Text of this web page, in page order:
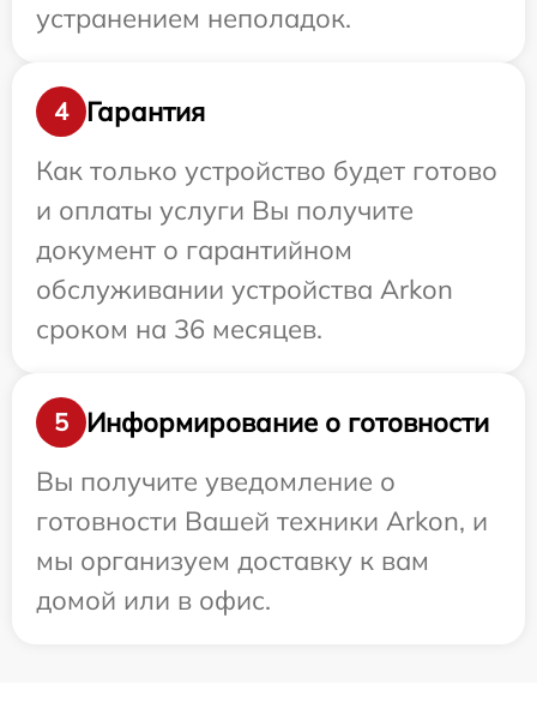
устранением неполадок.
4
Гарантия
Как только устройство будет готово
и оплаты услуги Вы получите
документ о гарантийном
обслуживании устройства Arkon
сроком на 36 месяцев.
5
Информирование о готовности
Вы получите уведомление о
готовности Вашей техники Arkon, и
мы организуем доставку к вам
домой или в офис.